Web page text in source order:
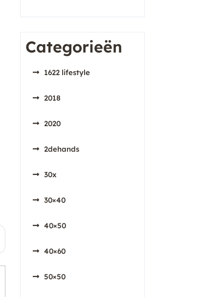
Categorieën
1622 lifestyle
2018
2020
2dehands
30x
30×40
40×50
40×60
50×50